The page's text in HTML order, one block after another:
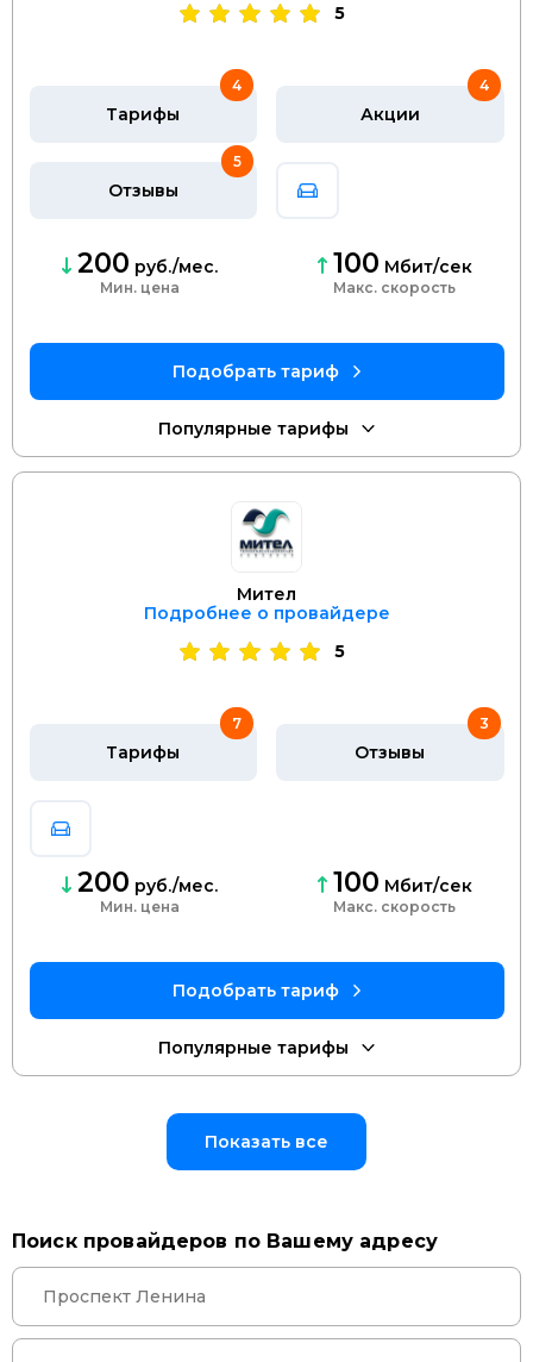
5
Тарифы
4
Акции
4
Отзывы
5
200 руб./мес.
Мин. цена
100 Мбит/сек
скорость
Мител
Подробнее о провайдере
5
Тарифы
7
Отзывы
3
200 руб./мес.
Мин. цена
100 Мбит/сек
скорость
Показать все
Поиск провайдеров по Вашему адресу